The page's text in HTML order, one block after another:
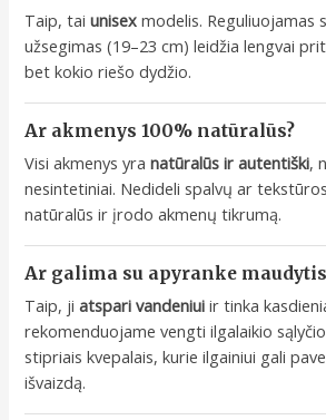
Taip, taiunisex modelis. Reguliuojamas
užsegimas (19–23 cm) leidžia lengvai
bet kokio riešo dydžio.
Ar akmenys 100% natūralūs?
Visi akmenys yranatūralūs ir autentiški,
nesintetiniai. Nedideli spalvų ar
natūralūs ir įrodo akmenų tikrumą.
Ar galima su apyranke
Taip, jiatspari vandeniui ir tinka
rekomenduojame vengti ilgalaikio
stipriais kvepalais, kurie ilgainiui gali
išvaizdą.